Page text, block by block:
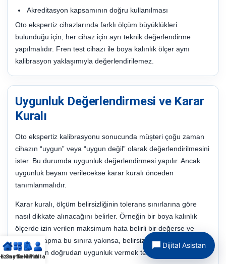
Akreditasyon kapsamının doğru kullanılması
Oto ekspertiz cihazlarında farklı ölçüm büyüklükleri
bulunduğu için, her cihaz için ayrı teknik değerlendirme
yapılmalıdır. Fren test cihazı ile boya kalınlık ölçer aynı
kalibrasyon yaklaşımıyla değerlendirilemez.
Uygunluk Değerlendirmesi ve Karar
Kuralı
Oto ekspertiz kalibrasyonu sonucunda müşteri çoğu zaman
cihazın “uygun” veya “uygun değil” olarak değerlendirilmesini
ister. Bu durumda uygunluk değerlendirmesi yapılır. Ancak
uygunluk beyanı verilecekse karar kuralı önceden
tanımlanmalıdır.
Karar kuralı, ölçüm belirsizliğinin tolerans sınırlarına göre
nasıl dikkate alınacağını belirler. Örneğin bir boya kalınlık
ölçerde izin verilen maksimum hata belirli bir değerse ve
ölçülen sapma bu sınıra yakınsa, belirsizlik dikkate
alınmadan doğrudan uygunluk vermek teknik açıdan riskli
SayfaTeklif Al
Portal
Dijital Asistan